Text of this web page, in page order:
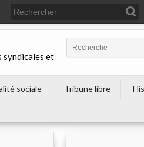
syndicales et
sociale Tribune libre